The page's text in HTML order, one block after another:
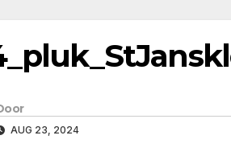
AUG 23, 2024